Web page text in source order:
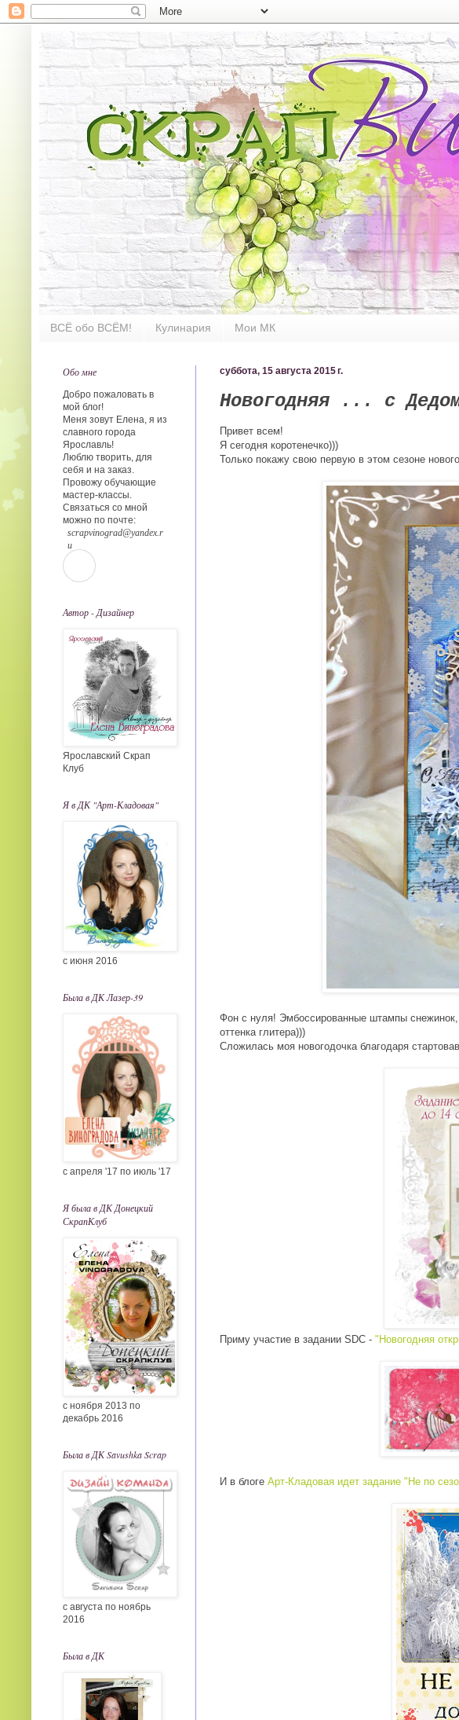
ВСЁ обо ВСЁМ! Кулинария Мои МК
суббота, 15 августа 2015 г.
Новогодняя ... с
Привет всем!
Я сегодня коротенечко)))
Только покажу свою первую в этом сезоне
Фон с нуля! Эмбоссированные штампы снежинок,
оттенка глитера)))
Сложилась моя новогодочка благодаря
Приму участие в задании SDC - "Новогодняя
И в блоге Арт-Кладовая идет задание "Не по
Обо мне
Добро пожаловать в
мой блог!
Меня зовут Елена, я из
славного города
Ярославль!
Люблю творить, для
себя и на заказ.
Провожу обучающие
мастер-классы.
Связаться со мной
можно по почте:
scrapvinograd@yandex.r
u
Автор - Дизайнер
Ярославский Скрап
Клуб
Я в ДК "Арт-Кладовая"
с июня 2016
Была в ДК Лазер-39
с апреля '17 по июль '17
Я была в ДК Донецкий
СкрапКлуб
с ноября 2013 по
декабрь 2016
Была в ДК Savushka Scrap
с августа по ноябрь
2016
Была в ДК